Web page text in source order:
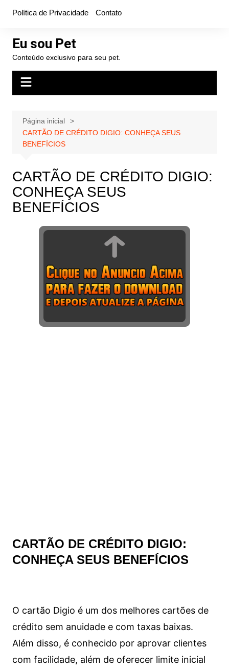
conteúdo
Política de Privacidade Contato
Eu sou Pet
Conteúdo exclusivo para seu pet.
Página inicial
CARTÃO DE CRÉDITO DIGIO: CONHEÇA SEUS
BENEFÍCIOS
CARTÃO DE CRÉDITO DIGIO:
CONHEÇA SEUS
BENEFÍCIOS
CARTÃO DE CRÉDITO DIGIO:
CONHEÇA SEUS BENEFÍCIOS
O cartão Digio é um dos melhores cartões de
crédito sem anuidade e com taxas baixas.
Além disso, é conhecido por aprovar clientes
com facilidade, além de oferecer limite inicial